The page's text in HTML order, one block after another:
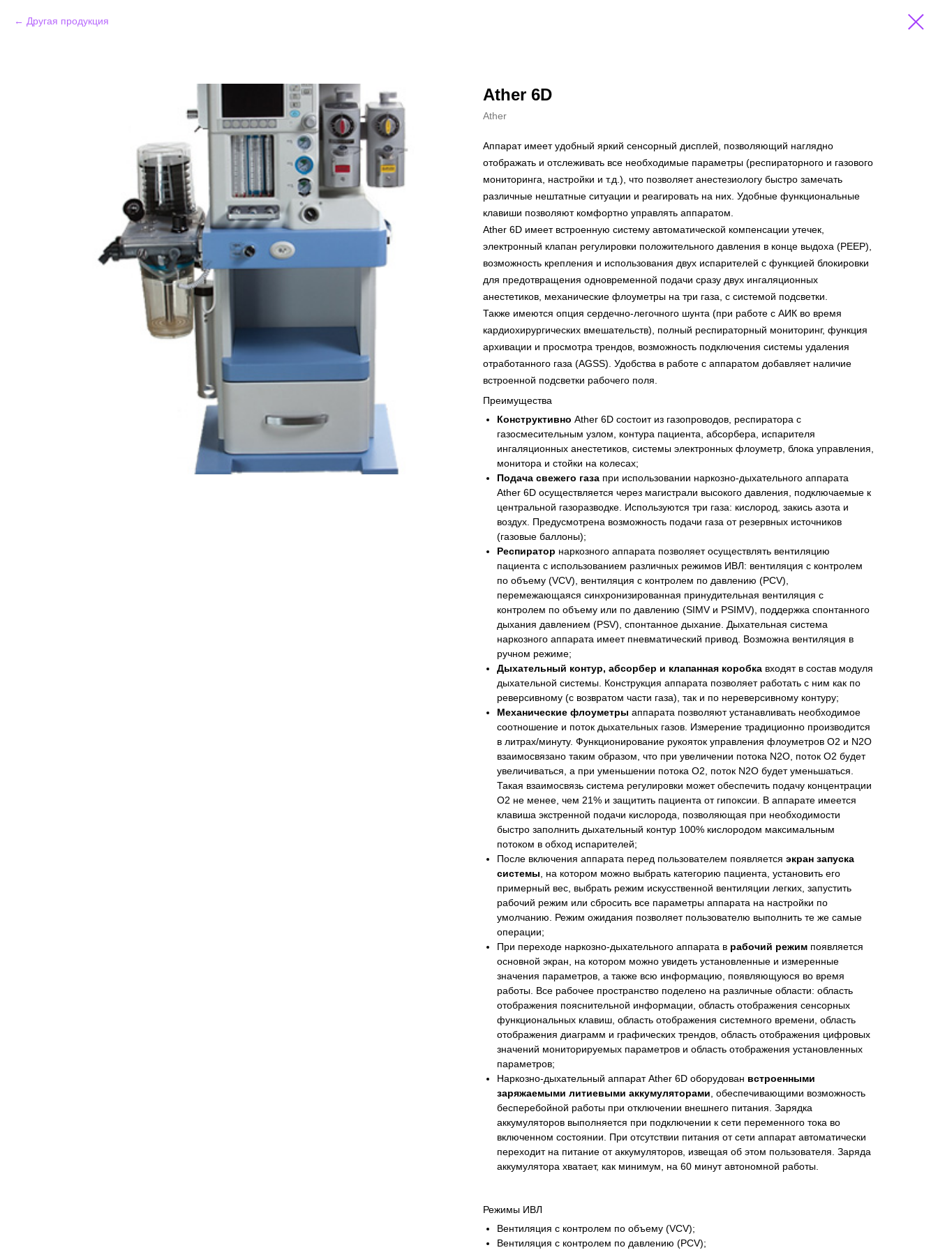
Другая продукция
Ather 6D
Ather
Аппарат имеет удобный яркий сенсорный дисплей, позволяющий наглядно
отображать и отслеживать все необходимые параметры (респираторного и газового
мониторинга, настройки и т.д.), что позволяет анестезиологу быстро замечать
различные нештатные ситуации и реагировать на них. Удобные функциональные
клавиши позволяют комфортно управлять аппаратом.
Ather 6D имеет встроенную систему автоматической компенсации утечек,
электронный клапан регулировки положительного давления в конце выдоха (PEEP),
возможность крепления и использования двух испарителей с функцией блокировки
для предотвращения одновременной подачи сразу двух ингаляционных
анестетиков, механические флоуметры на три газа, с системой подсветки.
Также имеются опция сердечно-легочного шунта (при работе с АИК во время
кардиохирургических вмешательств), полный респираторный мониторинг, функция
архивации и просмотра трендов, возможность подключения системы удаления
отработанного газа (AGSS). Удобства в работе с аппаратом добавляет наличие
встроенной подсветки рабочего поля.
Преимущества
Конструктивно Ather 6D состоит из газопроводов, респиратора с
газосмесительным узлом, контура пациента, абсорбера, испарителя
ингаляционных анестетиков, системы электронных флоуметр, блока управления,
монитора и стойки на колесах;
Подача свежего газа при использовании наркозно-дыхательного аппарата
Ather 6D осуществляется через магистрали высокого давления, подключаемые к
центральной газоразводке. Используются три газа: кислород, закись азота и
воздух. Предусмотрена возможность подачи газа от резервных источников
(газовые баллоны);
Респиратор наркозного аппарата позволяет осуществлять вентиляцию
пациента с использованием различных режимов ИВЛ: вентиляция с контролем
по объему (VCV), вентиляция с контролем по давлению (PCV),
перемежающаяся синхронизированная принудительная вентиляция с
контролем по объему или по давлению (SIMV и PSIMV), поддержка спонтанного
дыхания давлением (PSV), спонтанное дыхание. Дыхательная система
наркозного аппарата имеет пневматический привод. Возможна вентиляция в
ручном режиме;
Дыхательный контур, абсорбер и клапанная коробка входят в состав модуля
дыхательной системы. Конструкция аппарата позволяет работать с ним как по
реверсивному (с возвратом части газа), так и по нереверсивному контуру;
Механические флоуметры аппарата позволяют устанавливать необходимое
соотношение и поток дыхательных газов. Измерение традиционно производится
в литрах/минуту. Функционирование рукояток управления флоуметров O2 и N2O
взаимосвязано таким образом, что при увеличении потока N2O, поток O2 будет
увеличиваться, а при уменьшении потока O2, поток N2O будет уменьшаться.
Такая взаимосвязь система регулировки может обеспечить подачу концентрации
O2 не менее, чем 21% и защитить пациента от гипоксии. В аппарате имеется
клавиша экстренной подачи кислорода, позволяющая при необходимости
быстро заполнить дыхательный контур 100% кислородом максимальным
потоком в обход испарителей;
После включения аппарата перед пользователем появляется экран запуска
системы , на котором можно выбрать категорию пациента, установить его
примерный вес, выбрать режим искусственной вентиляции легких, запустить
рабочий режим или сбросить все параметры аппарата на настройки по
умолчанию. Режим ожидания позволяет пользователю выполнить те же самые
операции;
При переходе наркозно-дыхательного аппарата в рабочий режим появляется
основной экран, на котором можно увидеть установленные и измеренные
значения параметров, а также всю информацию, появляющуюся во время
работы. Все рабочее пространство поделено на различные области: область
отображения пояснительной информации, область отображения сенсорных
функциональных клавиш, область отображения системного времени, область
отображения диаграмм и графических трендов, область отображения цифровых
значений мониторируемых параметров и область отображения установленных
параметров;
Наркозно-дыхательный аппарат Ather 6D оборудован встроенными
заряжаемыми литиевыми аккумуляторами , обеспечивающими возможность
бесперебойной работы при отключении внешнего питания. Зарядка
аккумуляторов выполняется при подключении к сети переменного тока во
включенном состоянии. При отсутствии питания от сети аппарат автоматически
переходит на питание от аккумуляторов, извещая об этом пользователя. Заряда
аккумулятора хватает, как минимум, на 60 минут автономной работы.
Режимы ИВЛ
Вентиляция с контролем по объему (VCV);
Вентиляция с контролем по давлению (PCV);